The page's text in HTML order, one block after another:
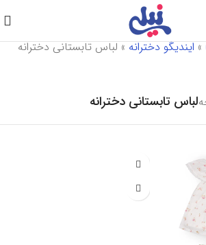
»ایندیگو دخترانه»لباس تابستانی دخترانه
لباس تابستانی دخترانه